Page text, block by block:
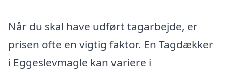
Når du skal have udført tagarbejde, er
prisen ofte en vigtig faktor. En Tagdækker
i Eggeslevmagle kan variere i